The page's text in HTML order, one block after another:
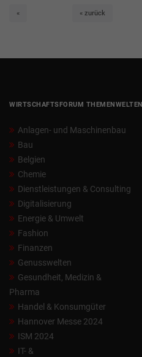
«erste « zurück
WIRTSCHAFTSFORUM THEMENWELTEN
Anlagen- und Maschinenbau
Bau
Belgien
Chemie
Dienstleistungen & Consulting
Digitalisierung
Energie & Umwelt
Fashion
Finanzen
Genusswelten
Gesundheit, Medizin &
Pharma
Handel & Konsumgüter
Hannover Messe 2024
ISM 2024
IT- &